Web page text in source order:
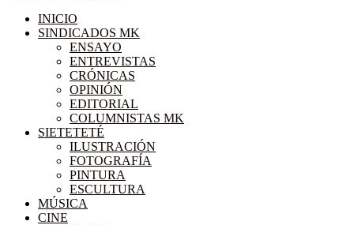
INICIO
SINDICADOS MK
ENSAYO
ENTREVISTAS
CRÓNICAS
OPINIÓN
EDITORIAL
COLUMNISTAS MK
SIETETETÉ
ILUSTRACIÓN
FOTOGRAFÍA
PINTURA
ESCULTURA
MÚSICA
CINE